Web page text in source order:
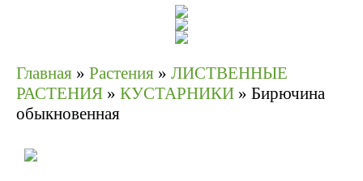
Главная » Растения » ЛИСТВЕННЫЕ
РАСТЕНИЯ » КУСТАРНИКИ » Бирючина
обыкновенная